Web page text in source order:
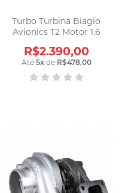
Turbo Turbina Biagio
Avionics T2 Motor 1.6
R$2.390,00
Até 5xde R$478,00